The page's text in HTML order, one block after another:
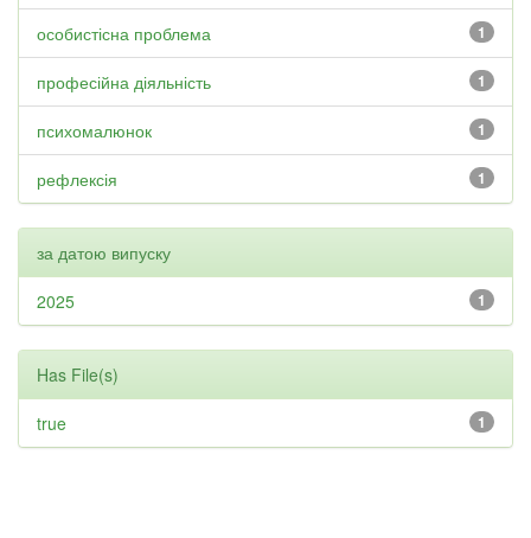
1
особистісна проблема
1
професійна діяльність
1
психомалюнок
1
рефлексія
за датою випуску
1
2025
Has File(s)
1
true